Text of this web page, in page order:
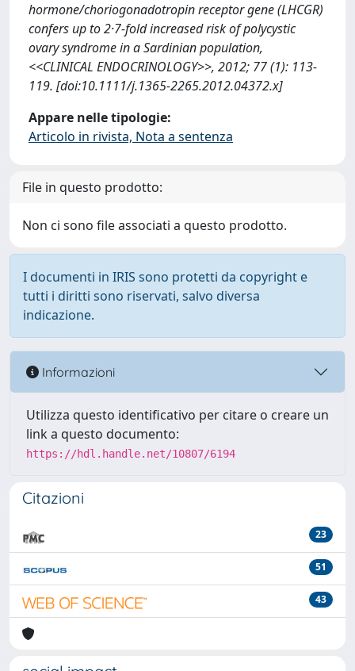
hormone/choriogonadotropin receptor gene (LHCGR)
confers up to 2·7-fold increased risk of polycystic
ovary syndrome in a Sardinian population,
<<CLINICAL ENDOCRINOLOGY>>, 2012; 77 (1): 113-
119. [doi:10.1111/j.1365-2265.2012.04372.x]
Appare nelle tipologie:
Articolo in rivista, Nota a sentenza
File in questo prodotto:
Non ci sono file associati a questo prodotto.
I documenti in IRIS sono protetti da copyright e
tutti i diritti sono riservati, salvo diversa
indicazione.
Informazioni
Utilizza questo identificativo per citare o creare un
link a questo documento:
https://hdl.handle.net/10807/6194
Citazioni
23
51
43